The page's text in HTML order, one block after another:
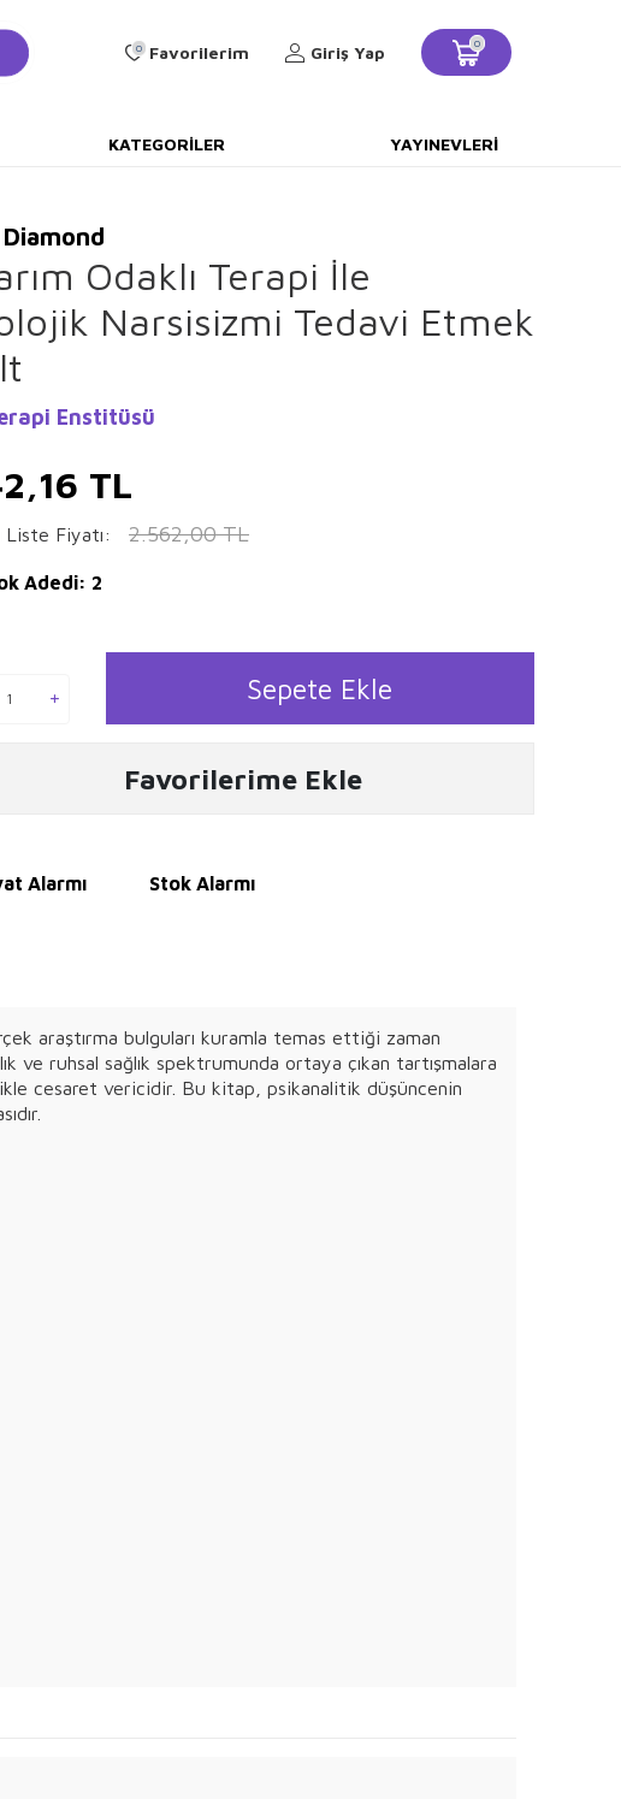
0 Favorilerim Giriş Yap 0
KATEGORILER YAYINEVLERI
Odaklı Terapi İle
Narsisizmi Tedavi Etmek
Enstitüsü
TL
Liste Fiyatı: 2.562,00TL
Adedi: 2
Sepete Ekle
Favorilerime Ekle
Alarmı Stok Alarmı
araştırma bulguları kuramla temas ettiği zaman
ruhsal sağlık spektrumunda ortaya çıkan tartışmalara
cesaret vericidir. Bu kitap, psikanalitik düşüncenin